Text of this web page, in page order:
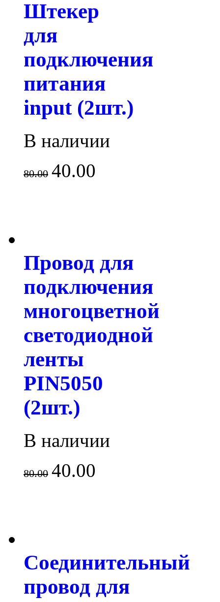
Штекер
для
подключения
питания
input (2шт.)
В наличии
80.00 40.00
Провод для
подключения
многоцветной
светодиодной
ленты
PIN5050
(2шт.)
В наличии
80.00 40.00
Соединительный
провод для